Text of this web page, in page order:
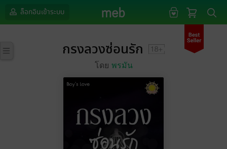
ล็อกอินเข้าระบบ
กรงลวงซ่อนรัก
โดย พรมัน